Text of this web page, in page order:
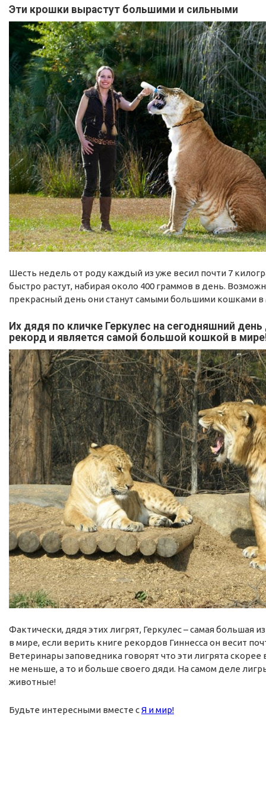
Эти крошки вырастут большими и сильными
Шесть недель от роду каждый из уже весил почти 7
быстро растут, набирая около 400 граммов в день.
прекрасный день они станут самыми большими кошками в
Их дядя по кличке Геркулес на сегодняшний
рекорд и является самой большой кошкой в
Фактически, дядя этих лигрят, Геркулес – самая большая
в мире, если верить книге рекордов Гиннесса он весит
Ветеринары заповедника говорят что эти лигрята скорее
не меньше, а то и больше своего дяди. На самом деле
животные!
Будьте интересными вместе сЯ и мир!